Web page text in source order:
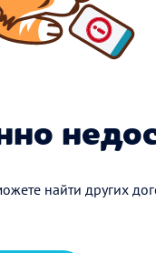
найти других